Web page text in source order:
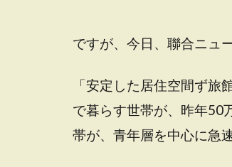
ですが、今日、聯合ニュ
「安定した居住空間ず
で暮らす世帯が、昨年50
帯が、青年層を中心に急